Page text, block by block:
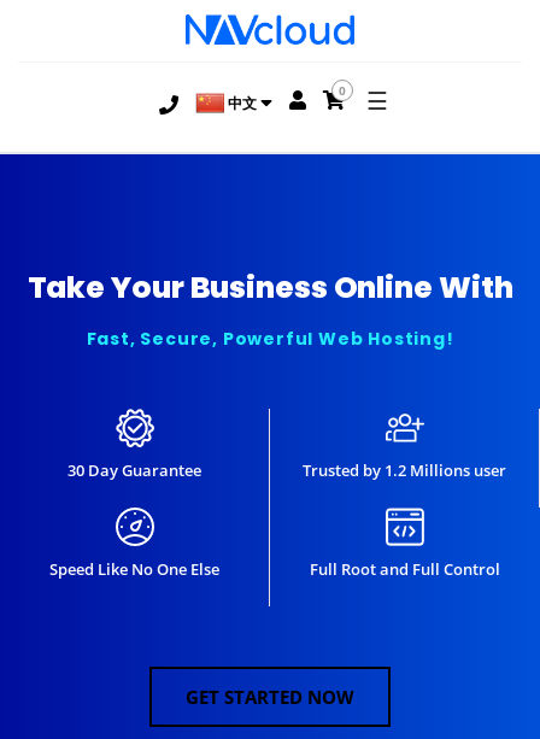
中文
0 ☰
Take Your Business Online With
Fast, Secure, Powerful Web Hosting!
30 Day Guarantee Trusted by 1.2 Millions user
Speed Like No One Else Full Root and Full Control
GET STARTED NOW